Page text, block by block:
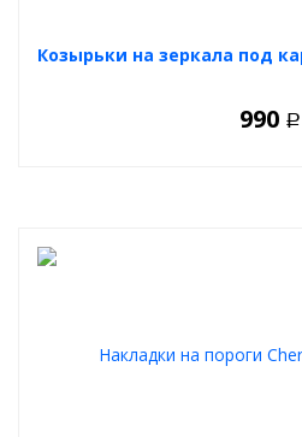
Козырьки на зеркала под
990 Р